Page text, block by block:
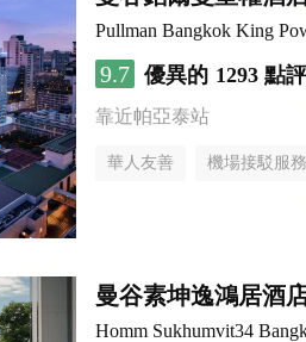
Pullman Bangkok King
9.7 優異的 1293 點評
靠近帕亞泰站
華人友善 機場接駁服務
曼谷素坤逸鴻居酒
Homm Sukhumvit34